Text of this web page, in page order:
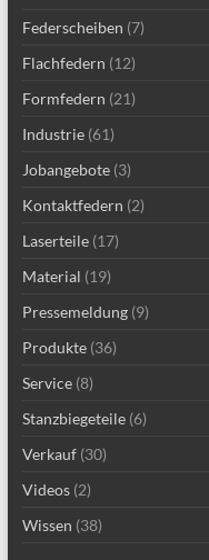
Federscheiben (7)
Flachfedern (12)
Formfedern (21)
Industrie(61)
Jobangebote(3)
Kontaktfedern (2)
Laserteile(17)
Material (19)
Pressemeldung(9)
Produkte(36)
Service(8)
Stanzbiegeteile(6)
Verkauf(30)
Videos(2)
Wissen (38)